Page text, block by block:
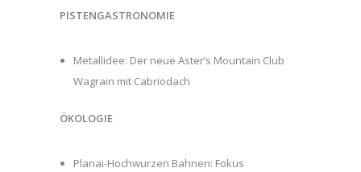
PISTENGASTRONOMIE
Metallidee: Der neue Aster’s Mountain Club
Wagrain mit Cabriodach
ÖKOLOGIE
Planai-Hochwurzen Bahnen: Fokus